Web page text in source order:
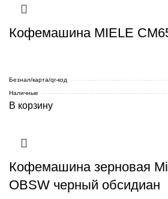
Кофемашина MIELE
Безнал/карта/qr-код
Наличные
В корзину
Кофемашина зерновая
OBSW черный обсидиан